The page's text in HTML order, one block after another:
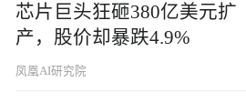
芯片巨头狂砸380亿美元扩
产，股价却暴跌4.9%
凤凰AI研究院